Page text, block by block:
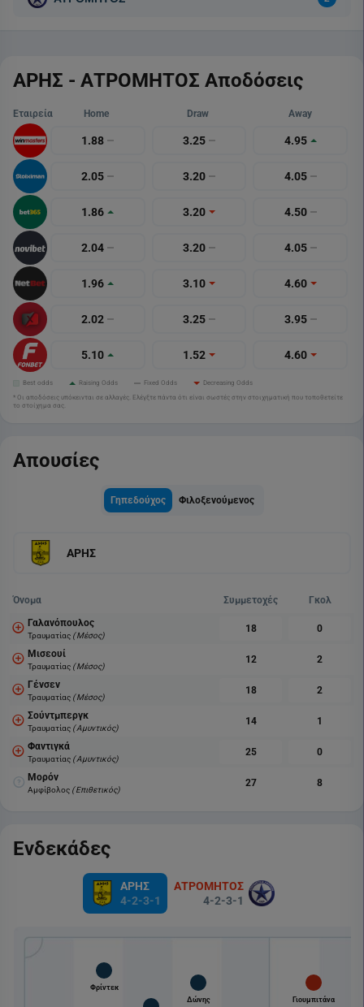
ΑΡΗΣ - ΑΤΡΟΜΗΤΟΣ Αποδόσεις
Εταιρεία Home Draw Away
1.88 3.25 4.95
2.05 3.20 4.05
1.86 3.20 4.50
2.04 3.20 4.05
1.96 3.10 4.60
2.02 3.25 3.95
5.10 1.52 4.60
Best odds Raising Odds Fixed Odds
Decreasing Odds
* Οι αποδόσεις υπόκεινται σε αλλαγές. Ελέγξτε πάντα ότι είναι σωστές στην στοιχηματική που τοποθετείτε
το στοίχημα σας.
Απουσίες
Γηπεδούχος Φιλοξενούμενος
ΑΡΗΣ
Όνομα Συμμετοχές
Γκολ
Γαλανόπουλος
Τραυματίας ( Μέσος)
18 0
Μισεουί
Τραυματίας ( Μέσος)
12 2
Γένσεν
Τραυματίας ( Μέσος)
18 2
Σούντμπεργκ
Τραυματίας ( Αμυντικός)
14 1
Φαντιγκά
Τραυματίας ( Αμυντικός)
25 0
Μορόν
Αμφίβολος ( Επιθετικός)
27 8
Ενδεκάδες
ΑΡΗΣ
4-2-3-1
ΑΤΡΟΜΗΤΟΣ
4-2-3-1
Φρίντεκ
Δώνης Γιουμπιτάνα